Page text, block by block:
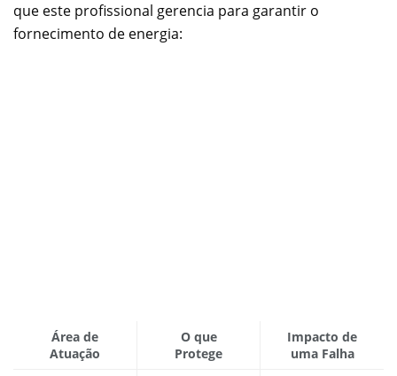
que este profissional gerencia para garantir o
fornecimento de energia:
Área de
Atuação
O que
Protege
Impacto de
uma Falha